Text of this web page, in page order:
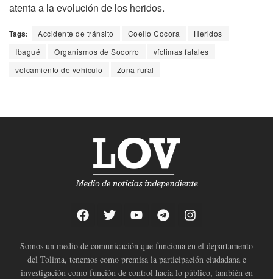
atenta a la evolución de los heridos.
Tags: Accidente de tránsito Coello Cocora
Heridos
Ibagué
Organismos de Socorro
víctimas fatales
volcamiento de vehículo
Zona rural
Somos un medio de comunicación que funciona en el departamento
del Tolima, tenemos como premisa la participación ciudadana e
investigación como función de control hacia lo público, también en